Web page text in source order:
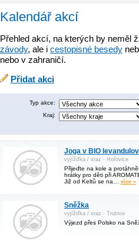
Kalendář akcí
Přehled akcí, na kterých by neměl
závody, ale i cestopisné besedy
nebo v zahraničí.
Přidat akci
Typ akce:
Kraj:
Joga v BIO
vyjížďka / sraz - Hořovice
Přijeďte na kole a
hrátky pro děti při
Již od Keltů se na… více »
Sněžka
vyjížďka / sraz - Trutnov
Výjezd přes Polsko na